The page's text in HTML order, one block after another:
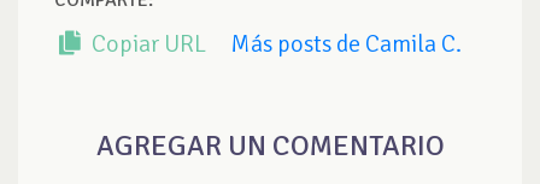
Copiar URL Más posts de Camila C.
AGREGAR UN COMENTARIO